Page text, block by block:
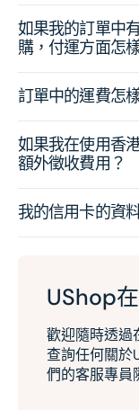
如果我的訂單中
購，付運方面怎
訂單中的運費怎
如果我在使用香
額外徵收費用？
我的信用卡的資
UShop
歡迎隨時透
查詢任何關於
們的客服專員